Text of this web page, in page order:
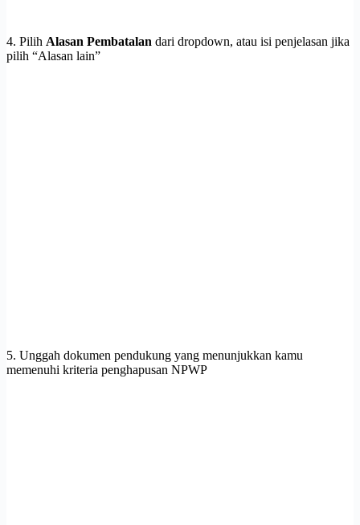
4. Pilih Alasan Pembatalan dari dropdown, atau isi penjelasan jika
pilih “Alasan lain”
5. Unggah dokumen pendukung yang menunjukkan kamu
memenuhi kriteria penghapusan NPWP